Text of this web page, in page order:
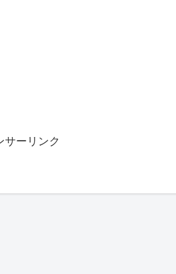
サーリンク